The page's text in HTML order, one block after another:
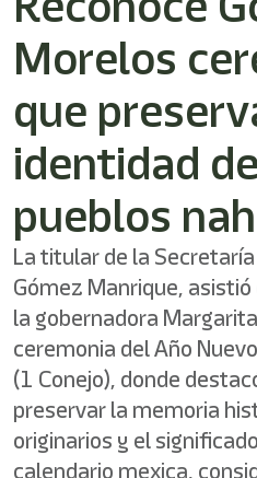
Este
acceso
directo
lector
de
pantalla
ayudarle
navegar
interactuar
con
contenido.
Morelos
que
identidad
pueblos
La titular de la
Gómez Manrique,
la gobernadora
ceremonia del Año
(1 Conejo), donde
preservar la memoria
originarios y el
calendario mexica,